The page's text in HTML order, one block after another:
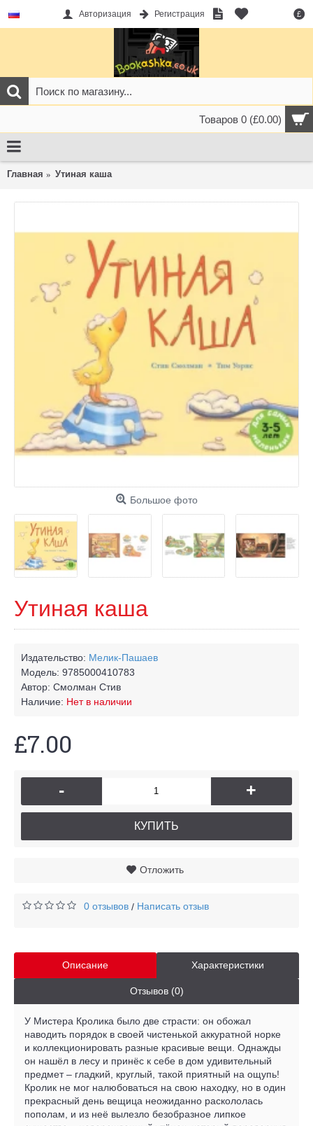
£
Авторизация Регистрация
Товаров 0 (£0.00)
Главная Утиная каша
Большое фото
Утиная каша
Издательство: Мелик-Пашаев
Модель: 9785000410783
Автор: Смолман Стив
Наличие: Нет в наличии
£7.00
- +
КУПИТЬ
Отложить
0 отзывов / Написать отзыв
Описание Характеристики
Отзывов (0)
У Мистера Кролика было две страсти: он обожал
наводить порядок в своей чистенькой аккуратной норке
и коллекционировать разные красивые вещи. Однажды
он нашёл в лесу и принёс к себе в дом удивительный
предмет – гладкий, круглый, такой приятный на ощупь!
Кролик не мог налюбоваться на свою находку, но в один
прекрасный день вещица неожиданно раскололась
пополам, и из неё вылезло безобразное липкое